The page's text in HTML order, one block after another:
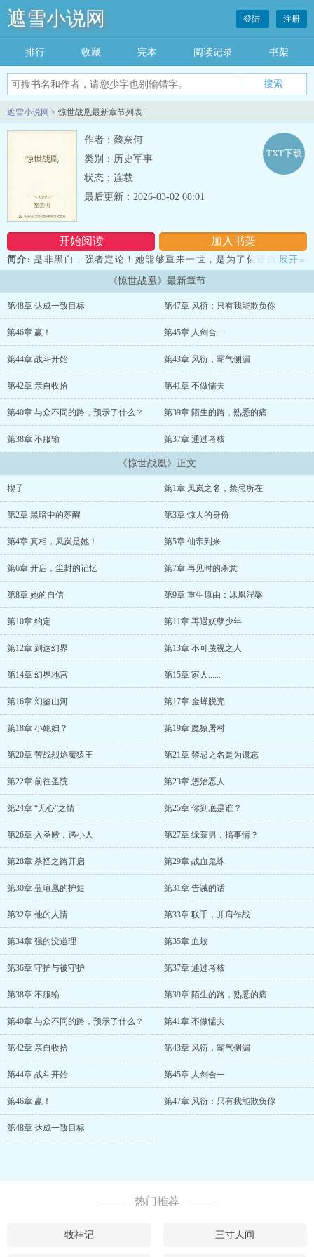
遮雪小说网 登陆 注册
排行 收藏 完本 阅读记录 书架
遮雪小说网 > 惊世战凰最新章节列表
作者：黎奈何
类别：历史军事
状态：连载
开始阅读 加入书架
TXT下载
最后更新：2026-03-02 08:01
简介: 是非黑白，强者定论！她能够重来一世，是为了佐证自己的信
念，更是为揭开那只手遮天下的阴谋。 即便成为世人口中的禁忌又
如何？逆世而战，她要做这惊世的战凰，改写黑暗笼罩的历史。...
展开 »
《惊世战凰》最新章节
第48章 达成一致目标 第47章 风衍：只有我能欺负你
第46章 赢！ 第45章 人剑合一
第44章 战斗开始 第43章 风衍，霸气侧漏
第42章 亲自收拾 第41章 不做懦夫
第40章 与众不同的路，预示了什么？ 第39章 陌生的路，熟悉的痛
第38章 不服输 第37章 通过考核
《惊世战凰》正文
楔子 第1章 凤岚之名，禁忌所在
第2章 黑暗中的苏醒 第3章 惊人的身份
第4章 真相，凤岚是她！ 第5章 仙帝到来
第6章 开启，尘封的记忆 第7章 再见时的杀意
第8章 她的自信 第9章 重生原由：冰凰涅槃
第10章 约定 第11章 再遇妖孽少年
第12章 到达幻界 第13章 不可蔑视之人
第14章 幻界地宫 第15章 家人......
第16章 幻鉴山河 第17章 金蝉脱壳
第18章 小媳妇？ 第19章 魔猿屠村
第20章 苦战烈焰魔猿王 第21章 禁忌之名是为遗忘
第22章 前往圣院 第23章 惩治恶人
第24章 “无心”之情 第25章 你到底是谁？
第26章 入圣殿，遇小人 第27章 绿茶男，搞事情？
第28章 杀怪之路开启 第29章 战血鬼蛛
第30章 蓝瑄凰的护短 第31章 告诫的话
第32章 他的人情 第33章 联手，并肩作战
第34章 强的没道理 第35章 血蛟
第36章 守护与被守护 第37章 通过考核
第38章 不服输 第39章 陌生的路，熟悉的痛
第40章 与众不同的路，预示了什么？ 第41章 不做懦夫
第42章 亲自收拾 第43章 风衍，霸气侧漏
第44章 战斗开始 第45章 人剑合一
第46章 赢！ 第47章 风衍：只有我能欺负你
第48章 达成一致目标
热门推荐
牧神记 三寸人间